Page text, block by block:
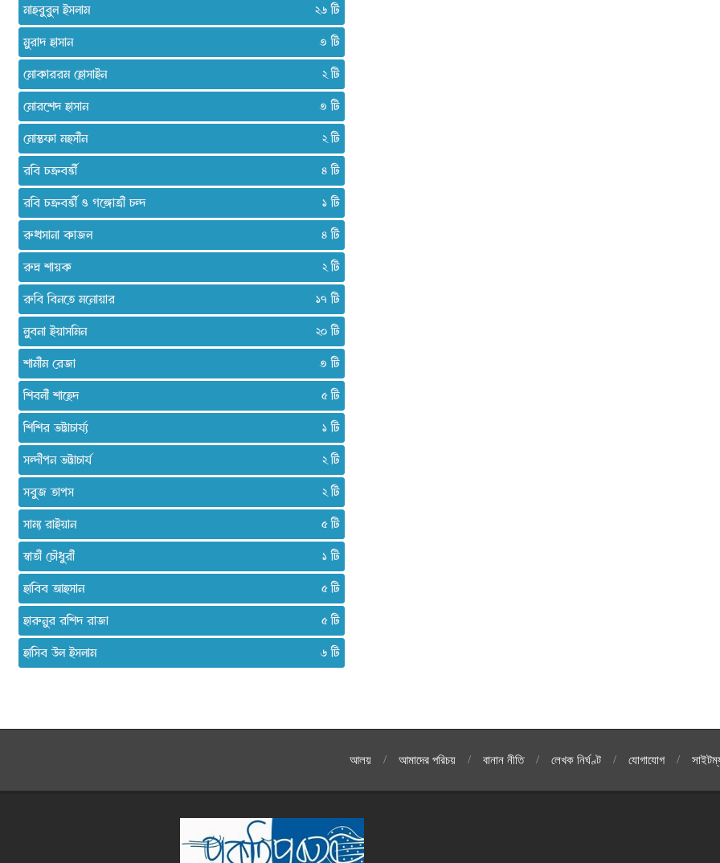
মাহবুবুল ইসলাম
২৬
মুরাদ হাসান
৩
মোকাররম হোসাইন
২
মোরশেদ হাসান
৩
মোস্তফা মহসীন
২
রবি চক্রবর্ত্তী
৪
রবি চক্রবর্ত্তী ও গঙ্গোত্রী চন্দ
১
রুখসানা কাজল
৪
রুদ্র শায়ক
২
রুবি বিনতে মনোয়ার
১৭
লুবনা ইয়াসমিন
২০
শামীম রেজা
৩
শিবলী শাহেদ
৫
শিশির ভট্টাচার্য্য
১
সন্দীপন ভট্টাচার্য
২
সবুজ তাপস
২
সাম্য রাইয়ান
৫
স্বাতী চৌধুরী
১
হাবিব আহসান
৫
হারুনুর রশিদ রাজা
৫
হাসিব উল ইসলাম
৬
আলয় আমাদের পরিচয় বানান নীতি লেখক নির্ঘণ্ট যোগাযোগ